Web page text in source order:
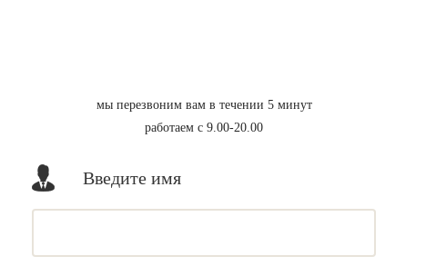
мы перезвоним вам в течении 5 минут
работаем с 9.00-20.00
Введите имя